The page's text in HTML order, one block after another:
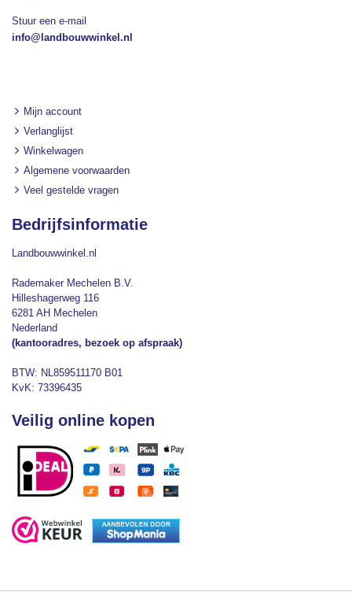
Stuur een e-mail
info@landbouwwinkel.nl
Mijn account
Verlanglijst
Winkelwagen
Algemene voorwaarden
Veel gestelde vragen
Bedrijfsinformatie
Landbouwwinkel.nl
Rademaker Mechelen B.V.
Hilleshagerweg 116
6281 AH Mechelen
Nederland
(kantooradres, bezoek op afspraak)
BTW: NL859511170 B01
KvK: 73396435
Veilig online kopen